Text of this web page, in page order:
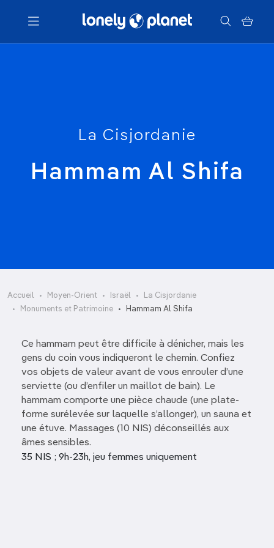
Menu
La Cisjordanie
Hammam Al Shifa
Accueil Moyen-Orient Israël
La Cisjordanie
Monuments et Patrimoine
Hammam Al Shifa
Ce hammam peut être difficile à dénicher, mais les
gens du coin vous indiqueront le chemin. Confiez
vos objets de valeur avant de vous enrouler d’une
serviette (ou d’enfiler un maillot de bain). Le
hammam comporte une pièce chaude (une plate-
forme surélevée sur laquelle s’allonger), un sauna et
une étuve. Massages (10 NIS) déconseillés aux
âmes sensibles.
35 NIS ; 9h-23h, jeu femmes uniquement